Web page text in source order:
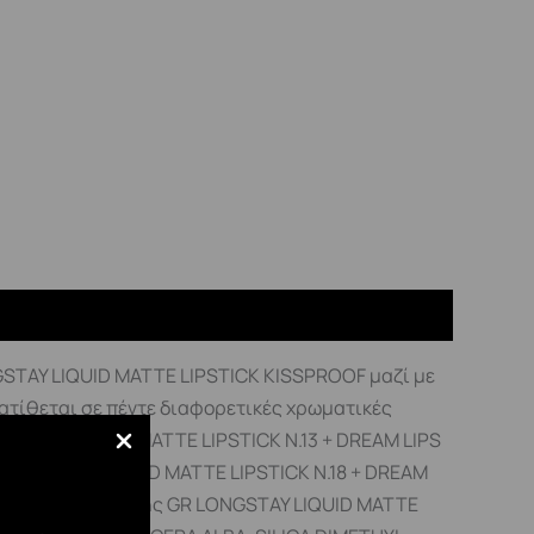
LIQUID MATTE LIPSTICK KISSPROOF μαζί με
σε πέντε διαφορετικές χρωματικές
LIQUID MATTE LIPSTICK N.13 + DREAM LIPS
LIQUID MATTE LIPSTICK N.18 + DREAM
Τρόπος Χρήσης GR LONGSTAY LIQUID MATTE